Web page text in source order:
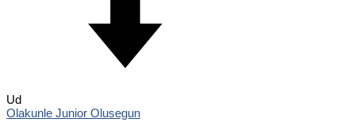
Ud
Olakunle Junior Olusegun